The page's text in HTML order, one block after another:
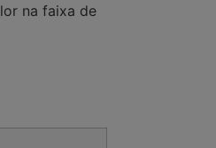
na faixa de